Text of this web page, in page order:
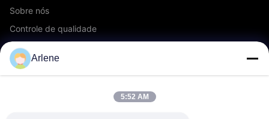
Sobre nós
Controle de qualidade
Serviço OEM/ODM
Eventos e Notícias
Arlene
5:52 AM